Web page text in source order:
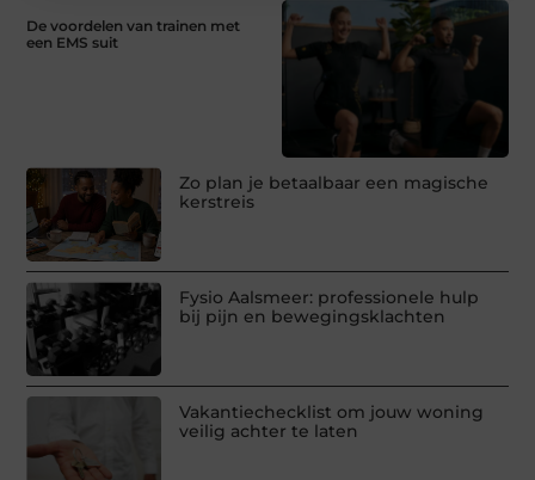
De voordelen van trainen met
een EMS suit
Zo plan je betaalbaar een magische
kerstreis
Fysio Aalsmeer: professionele hulp
bij pijn en bewegingsklachten
Vakantiechecklist om jouw woning
veilig achter te laten